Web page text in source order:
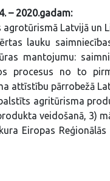
– 2020.gadam:
Latvijā un
lauku
mantojumu:
procesus no to
attīstību pārrobežā
agritūrisma
veidošanā, 3)
Eiropas